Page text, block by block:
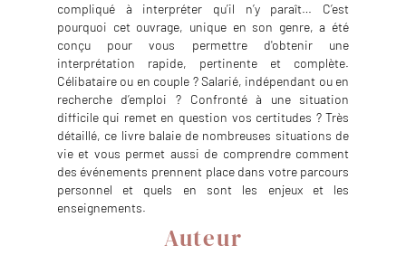
compliqué à interpréter qu’il n’y paraît… C’est
pourquoi cet ouvrage, unique en son genre, a été
conçu pour vous permettre d'obtenir une
interprétation rapide, pertinente et complète.
Célibataire ou en couple ? Salarié, indépendant ou en
recherche d’emploi ? Confronté à une situation
difficile qui remet en question vos certitudes ? Très
détaillé, ce livre balaie de nombreuses situations de
vie et vous permet aussi de comprendre comment
des événements prennent place dans votre parcours
personnel et quels en sont les enjeux et les
enseignements.
Auteur